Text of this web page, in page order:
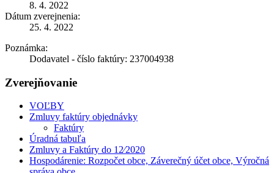
8. 4. 2022
Dátum zverejnenia:
25. 4. 2022
Poznámka:
Dodavatel - číslo faktúry: 237004938
Zverejňovanie
VOĽBY
Zmluvy faktúry objednávky
Faktúry
Úradná tabuľa
Zmluvy a Faktúry do 12⁄2020
Hospodárenie: Rozpočet obce, Záverečný účet obce, Výročná